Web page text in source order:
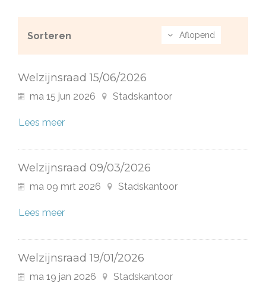
Sorteren Aflopend
Welzijnsraad 15/06/2026
ma 15 jun 2026 Stadskantoor
Lees meer
Welzijnsraad 09/03/2026
ma 09 mrt 2026 Stadskantoor
Lees meer
Welzijnsraad 19/01/2026
ma 19 jan 2026 Stadskantoor